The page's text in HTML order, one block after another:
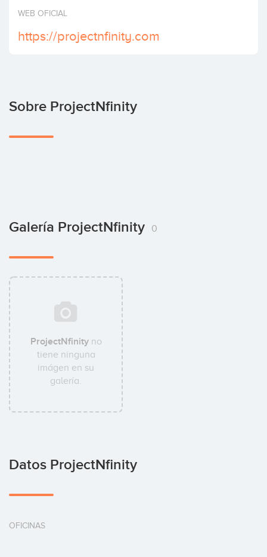
Invertir
WEB OFICIAL
https://projectnfinity.com
Sobre ProjectNfinity
Galería ProjectNfinity 0
ProjectNfinityno
tiene ninguna
imágen en su
galería.
Datos ProjectNfinity
OFICINAS